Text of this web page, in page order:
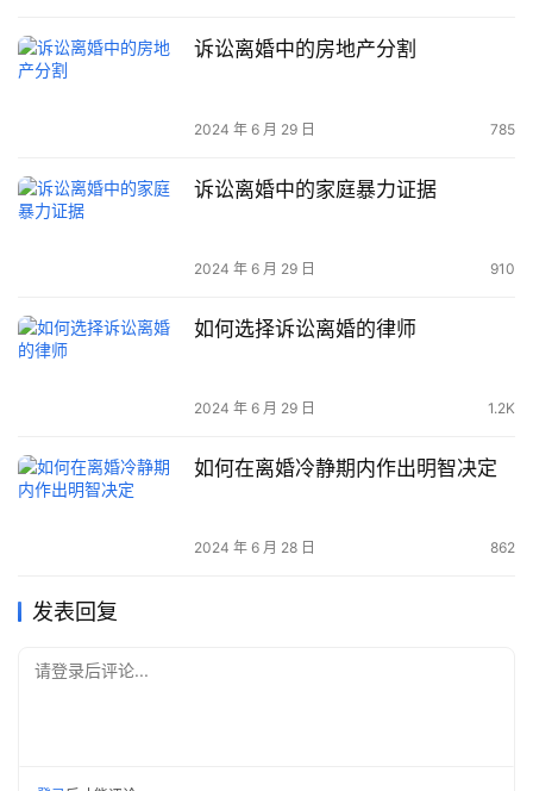
诉讼离婚中的房地产分割
2024 年 6 月 29 日 785
诉讼离婚中的家庭暴力证据
2024 年 6 月 29 日 910
如何选择诉讼离婚的律师
2024 年 6 月 29 日 1.2K
如何在离婚冷静期内作出明智决定
2024 年 6 月 28 日 862
发表回复
请登录后评论...